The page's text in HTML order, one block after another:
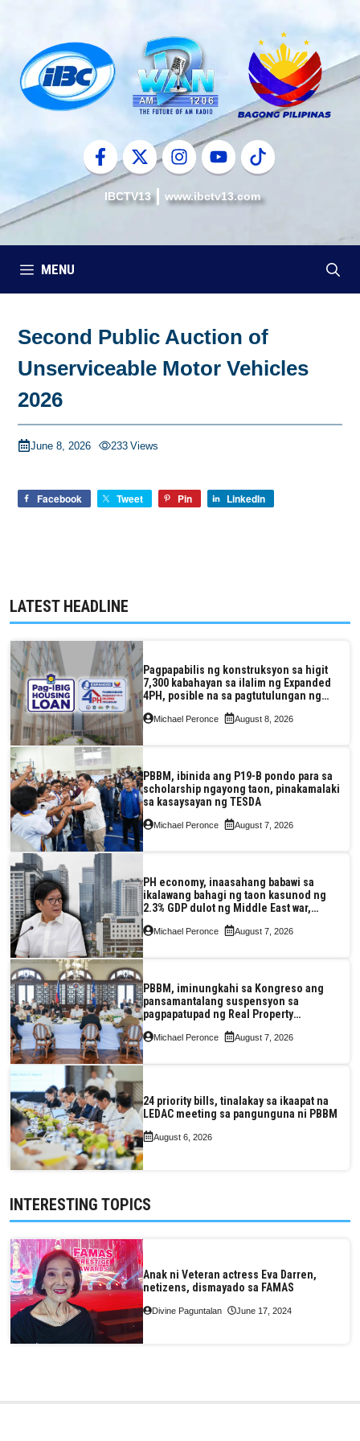
content
IBCTV13 www.ibctv13.com
MENU
Second Public Auction of
Unserviceable Motor Vehicles
2026
June 8, 2026 233 Views
Facebook Tweet Pin LinkedIn
LATEST HEADLINE
Pagpapabilis ng konstruksyon sa higit
7,300 kabahayan sa ilalim ng Expanded
4PH, posible na sa pagtutulungan ng
Pag-IBIG at P.A. Alvarez
Michael Peronce August 8, 2026
PBBM, ibinida ang P19-B pondo para sa
scholarship ngayong taon, pinakamalaki
sa kasaysayan ng TESDA
Michael Peronce August 7, 2026
PH economy, inaasahang babawi sa
ikalawang bahagi ng taon kasunod ng
2.3% GDP dulot ng Middle East war,
pagkaantala ng public construction
Michael Peronce August 7, 2026
PBBM, iminungkahi sa Kongreso ang
pansamantalang suspensyon sa
pagpapatupad ng Real Property
Valuation and Assessment Reform Act
Michael Peronce August 7, 2026
24 priority bills, tinalakay sa ikaapat na
LEDAC meeting sa pangunguna ni PBBM
August 6, 2026
INTERESTING TOPICS
Anak ni Veteran actress Eva Darren,
netizens, dismayado sa FAMAS
Divine Paguntalan June 17, 2024